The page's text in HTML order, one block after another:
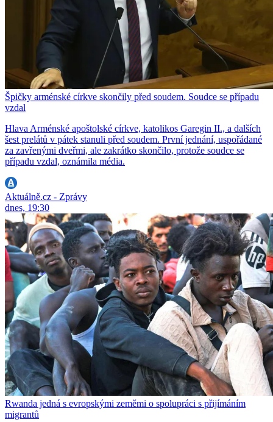
Špičky arménské církve skončily před soudem. Soudce se případu
vzdal
Hlava Arménské apoštolské církve, katolikos Garegin II., a dalších
šest prelátů v pátek stanuli před soudem. První jednání, uspořádané
za zavřenými dveřmi, ale zakrátko skončilo, protože soudce se
případu vzdal, oznámila média.
Aktuálně.cz - Zprávy
dnes, 19:30
Rwanda jedná s evropskými zeměmi o spolupráci s přijímáním
migrantů